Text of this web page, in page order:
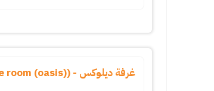
غرفة ديلوكس - (deluxe double room (oasis))